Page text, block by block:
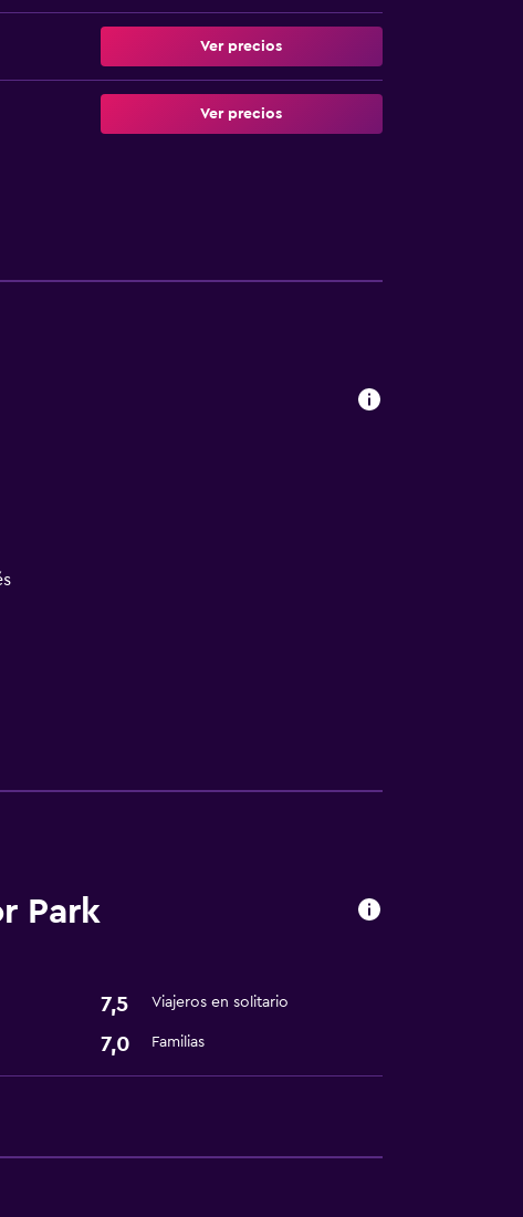
Ver precios
Ver precios
Park
7,5 Viajeros en solitario
7,0 Familias